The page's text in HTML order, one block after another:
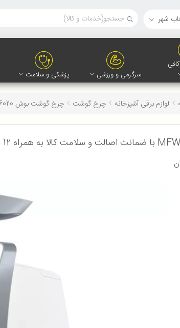
شهر
سرگرمی و ورزشی پزشکی و سلامت
لوازم برقی آشپزخانه چرخ گوشت چرخ گوشت بوش MFW66020